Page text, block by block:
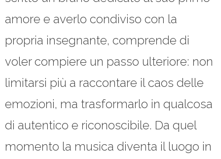
amore e averlo condiviso con la
propria insegnante, comprende di
voler compiere un passo ulteriore: non
limitarsi più a raccontare il caos delle
emozioni, ma trasformarlo in qualcosa
di autentico e riconoscibile. Da quel
momento la musica diventa il luogo in